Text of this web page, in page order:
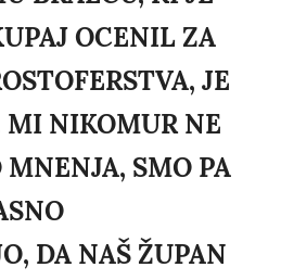
OCENIL ZA
JE
MI NIKOMUR NE
SMO PA
DA NAŠ ŽUPAN